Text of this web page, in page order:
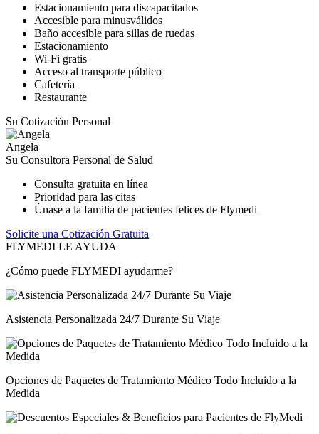
Estacionamiento para discapacitados
Accesible para minusválidos
Baño accesible para sillas de ruedas
Estacionamiento
Wi-Fi gratis
Acceso al transporte público
Cafetería
Restaurante
Su Cotización Personal
Angela
Su Consultora Personal de Salud
Consulta gratuita en línea
Prioridad para las citas
Únase a la familia de pacientes felices de Flymedi
Solicite una Cotización Gratuita
FLYMEDI LE AYUDA
¿Cómo puede FLYMEDI ayudarme?
Asistencia Personalizada 24/7 Durante Su Viaje
Opciones de Paquetes de Tratamiento Médico Todo Incluido a la
Medida